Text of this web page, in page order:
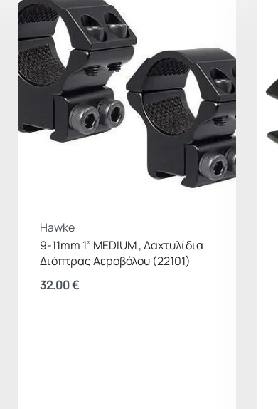
Hawke
9-11mm 1” MEDIUM , Δαχτυλίδια
Διόπτρας Αεροβόλου (22101)
32.00€